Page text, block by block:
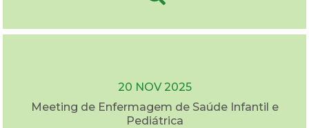
20 NOV 2025
Meeting de Enfermagem de Saúde Infantil e
Pediátrica